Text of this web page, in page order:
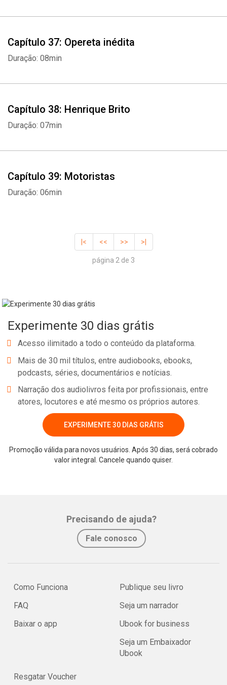
Capítulo 37: Opereta inédita
Duração: 08min
Capítulo 38: Henrique Brito
Duração: 07min
Capítulo 39: Motoristas
Duração: 06min
|< << >> >|
página 2 de 3
Experimente 30 dias grátis
Acesso ilimitado a todo o conteúdo da plataforma.
Mais de 30 mil títulos, entre audiobooks, ebooks,
podcasts, séries, documentários e notícias.
Narração dos audiolivros feita por profissionais, entre
atores, locutores e até mesmo os próprios autores.
EXPERIMENTE 30 DIAS GRÁTIS
Promoção válida para novos usuários. Após 30 dias, será cobrado
valor integral. Cancele quando quiser.
Precisando de ajuda?
Fale conosco
Como Funciona
FAQ
Baixar o app
Publique seu livro
Seja um narrador
Ubook for business
Seja um Embaixador
Ubook
Resgatar Voucher